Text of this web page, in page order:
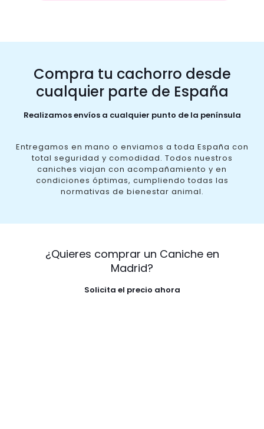
Compra tu cachorro desde
cualquier parte de España
Realizamos envíos a cualquier punto de la península
Entregamos en mano o enviamos a toda España con
total seguridad y comodidad. Todos nuestros
caniches viajan con acompañamiento y en
condiciones óptimas, cumpliendo todas las
normativas de bienestar animal.
¿Quieres comprar un Caniche en
Madrid?
Solicita el precio ahora